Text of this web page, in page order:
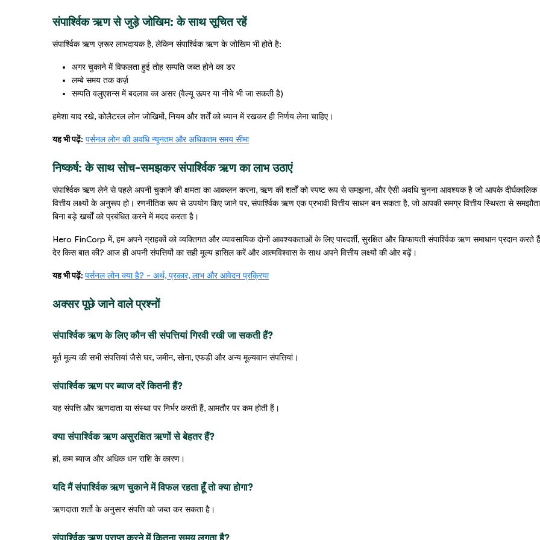
संपार्श्विक ऋण से जुड़े जोखिम: के साथ सूचित रहें
संपार्श्विक ऋण ज़रूर लाभदायक है, लेकिन संपार्श्विक ऋण के जोखिम भी होते है:
अगर चुकाने में विफलता हुई तोह सम्पति जब्त होने का डर
लम्बे समय तक कर्ज़
सम्पति वलुएशन्स में बदलाव का असर (वैल्यू ऊपर या नीचे भी जा सकती है)
हमेशा याद रखे, कोलैटरल लोन जोखिमों, नियम और शर्तें को ध्यान में रखकर ही निर्णय लेना चाहिए।
यह भी पढ़ें: पर्सनल लोन की अवधि न्यूनतम और अधिकतम समय सीमा
निष्कर्ष: के साथ सोच-समझकर संपार्श्विक ऋण का लाभ उठाएं
संपार्श्विक ऋण लेने से पहले अपनी चुकाने की क्षमता का आकलन करना, ऋण की शर्तों को स्पष्ट रूप से समझना, और ऐसी अवधि चुनना आवश्यक है जो आपके दीर्घकालिक
वित्तीय लक्ष्यों के अनुरूप हो। रणनीतिक रूप से उपयोग किए जाने पर, संपार्श्विक ऋण एक प्रभावी वित्तीय साधन बन सकता है, जो आपकी समग्र वित्तीय स्थिरता से
बिना बड़े खर्चों को प्रबंधित करने में मदद करता है।
Hero FinCorp में, हम अपने ग्राहकों को व्यक्तिगत और व्यावसायिक दोनों आवश्यकताओं के लिए पारदर्शी, सुरक्षित और किफायती संपार्श्विक ऋण समाधान प्रदान करते
देर किस बात की? आज ही अपनी संपत्तियों का सही मूल्य हासिल करें और आत्मविश्वास के साथ अपने वित्तीय लक्ष्यों की ओर बढ़ें।
यह भी पढ़ें: पर्सनल लोन क्या है? - अर्थ, प्रकार, लाभ और आवेदन प्रक्रिया
अक्सर पूछे जाने वाले प्रश्नों
संपार्श्विक ऋण के लिए कौन सी संपत्तियां गिरवी रखी जा सकती हैं?
मूर्त मूल्य की सभी संपत्तियां जैसे घर, जमीन, सोना, एफडी और अन्य मूल्यवान संपत्तियां।
संपार्श्विक ऋण पर ब्याज दरें कितनी हैं?
यह संपत्ति और ऋणदाता या संस्था पर निर्भर करती हैं, आमतौर पर कम होती हैं।
क्या संपार्श्विक ऋण असुरक्षित ऋणों से बेहतर हैं?
हां, कम ब्याज और अधिक धन राशि के कारण।
यदि मैं संपार्श्विक ऋण चुकाने में विफल रहता हूँ तो क्या होगा?
ऋणदाता शर्तो के अनुसार संपत्ति को जब्त कर सकता है।